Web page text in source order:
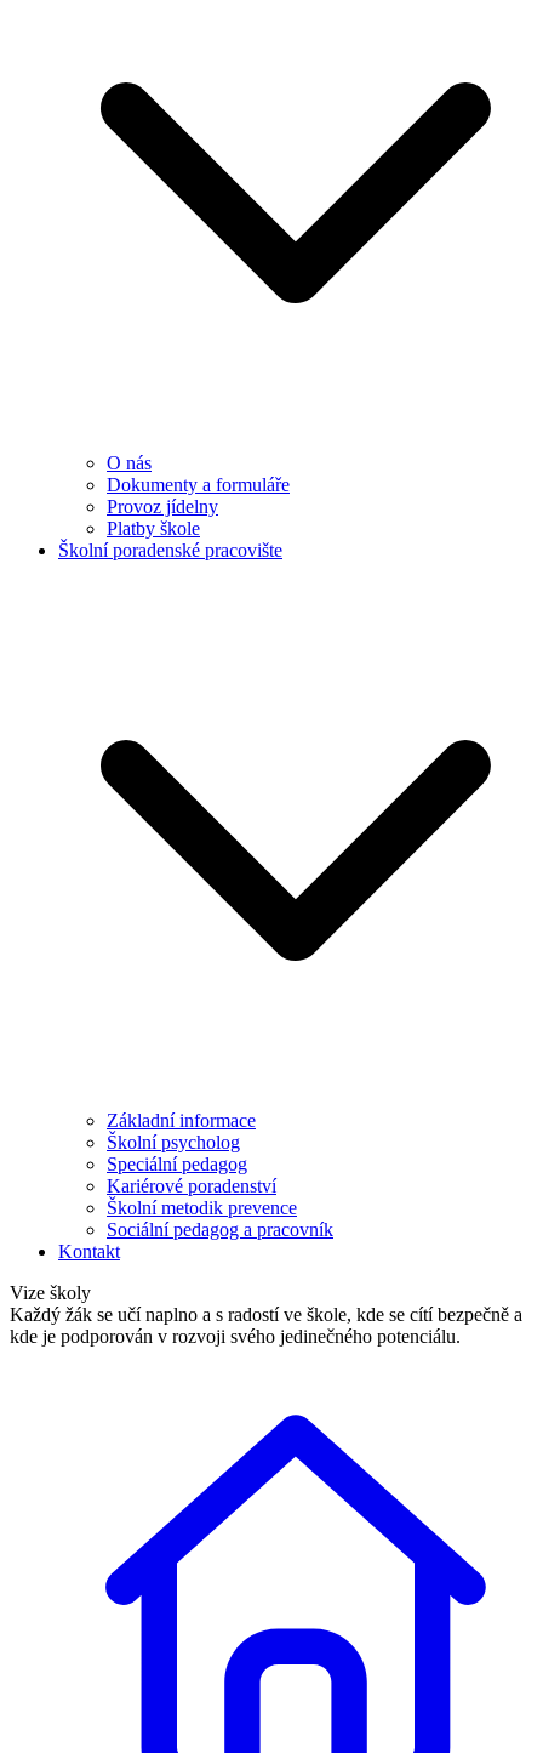
O nás
Dokumenty a formuláře
Provoz jídelny
Platby škole
Školní poradenské pracovište
Základní informace
Školní psycholog
Speciální pedagog
Kariérové poradenství
Školní metodik prevence
Sociální pedagog a pracovník
Kontakt
Vize školy
Každý žák se učí naplno a s radostí ve škole, kde se cítí bezpečně a
kde je podporován v rozvoji svého jedinečného potenciálu.